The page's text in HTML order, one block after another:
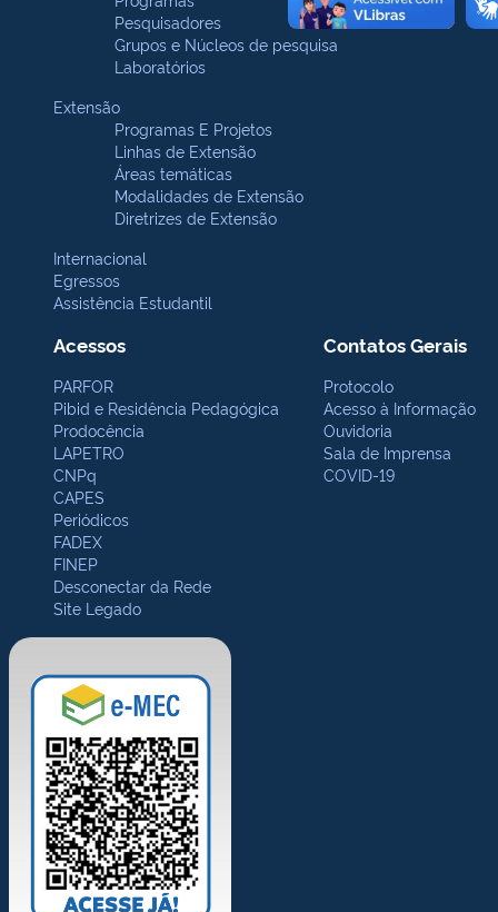
Pesquisadores
Grupos e Núcleos de pesquisa
Laboratórios
Extensão
Programas E Projetos
Linhas de Extensão
Áreas temáticas
Modalidades de Extensão
Diretrizes de Extensão
Internacional
Egressos
Assistência Estudantil
Acessos
PARFOR
Pibid e Residência Pedagógica
Prodocência
LAPETRO
CNPq
CAPES
Periódicos
FADEX
FINEP
Desconectar da Rede
Site Legado
Contatos Gerais
Protocolo
Acesso à Informação
Ouvidoria
Sala de Imprensa
COVID-19